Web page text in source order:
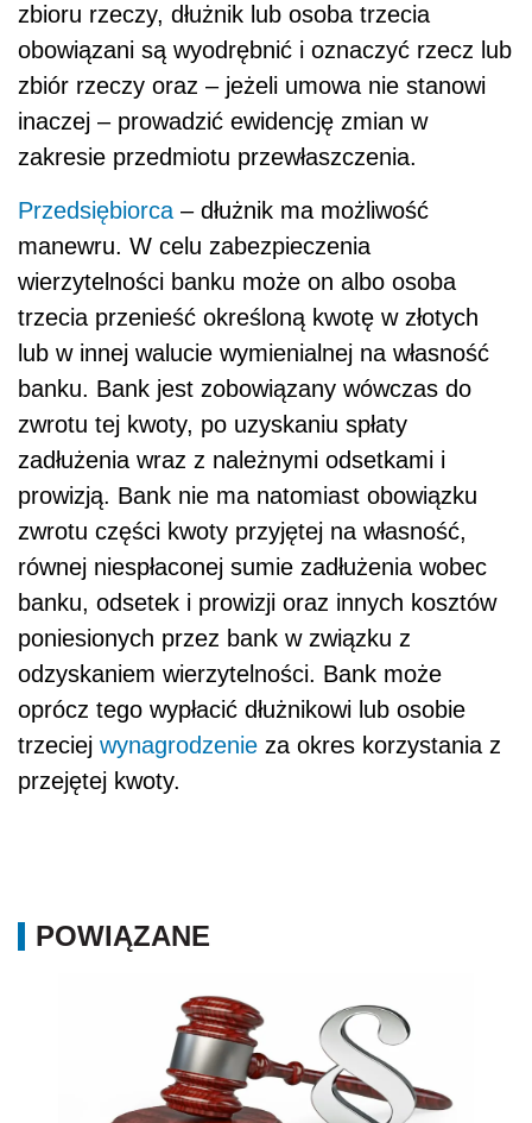
zbioru rzeczy, dłużnik lub osoba trzecia
obowiązani są wyodrębnić i oznaczyć rzecz lub
zbiór rzeczy oraz – jeżeli umowa nie stanowi
inaczej – prowadzić ewidencję zmian w
zakresie przedmiotu przewłaszczenia.
Przedsiębiorca – dłużnik ma możliwość
manewru. W celu zabezpieczenia
wierzytelności banku może on albo osoba
trzecia przenieść określoną kwotę w złotych
lub w innej walucie wymienialnej na własność
banku. Bank jest zobowiązany wówczas do
zwrotu tej kwoty, po uzyskaniu spłaty
zadłużenia wraz z należnymi odsetkami i
prowizją. Bank nie ma natomiast obowiązku
zwrotu części kwoty przyjętej na własność,
równej niespłaconej sumie zadłużenia wobec
banku, odsetek i prowizji oraz innych kosztów
poniesionych przez bank w związku z
odzyskaniem wierzytelności. Bank może
oprócz tego wypłacić dłużnikowi lub osobie
trzeciej wynagrodzenie za okres korzystania z
przejętej kwoty.
POWIĄZANE